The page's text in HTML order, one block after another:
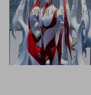
미술 Jul 16, 2026